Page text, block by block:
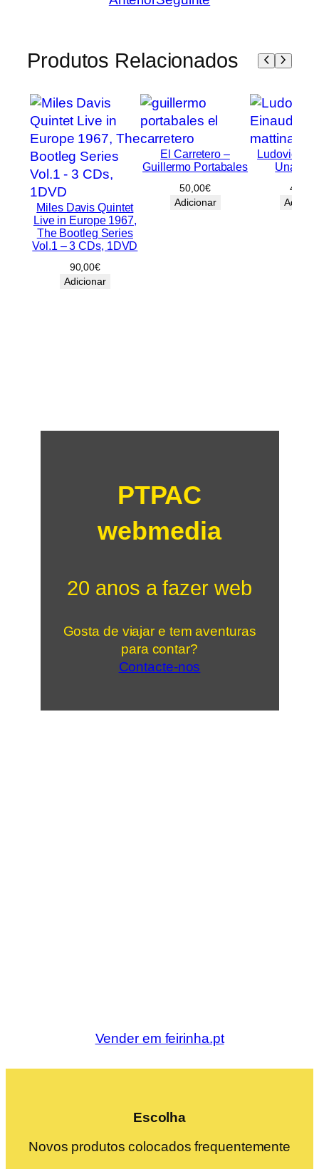
Produtos Relacionados
Miles Davis Quintet
Live in Europe 1967,
The Bootleg Series
Vol.1 – 3 CDs, 1DVD
90,00€
Adicionar
El Carretero –
Guillermo Portabales
50,00€
Adicionar
Ludovico
Una
40,00
PTPAC
webmedia
20 anos a fazer web
Gosta de viajar e tem aventuras
para contar?
Contacte-nos
Vender em feirinha.pt
Escolha
Novos produtos colocados frequentemente